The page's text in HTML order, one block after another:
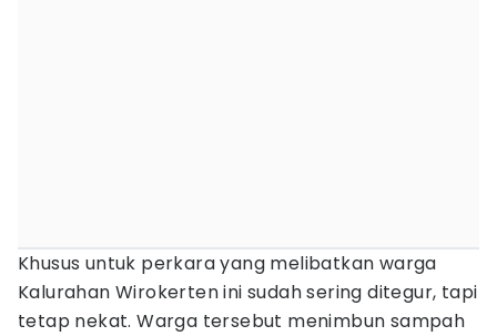
‎‎Khusus untuk perkara yang melibatkan warga
Kalurahan Wirokerten ini sudah sering ditegur, tapi
tetap nekat. Warga tersebut menimbun sampah